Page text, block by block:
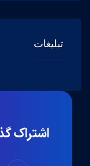
تبلیغات
اشتراک